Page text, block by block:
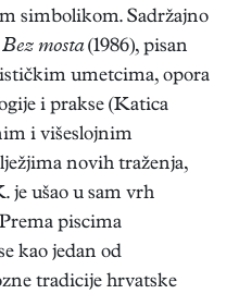
simbolikom. Sadržajno
Bez mosta(1986), pisan
umetcima, opora
i prakse (Katica
i višeslojnim
novih traženja,
je ušao u sam vrh
piscima
kao jedan od
tradicije hrvatske